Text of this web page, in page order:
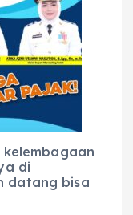
kelembagaan
di
datang bisa